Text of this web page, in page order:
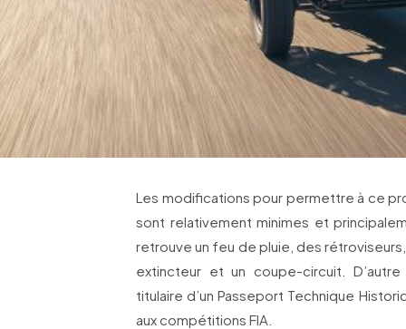
Les modifications pour permettre à ce
sont relativement minimes et
retrouve un feu de pluie, des
extincteur et un coupe-circuit.
titulaire d’un Passeport Technique
aux compétitions FIA.